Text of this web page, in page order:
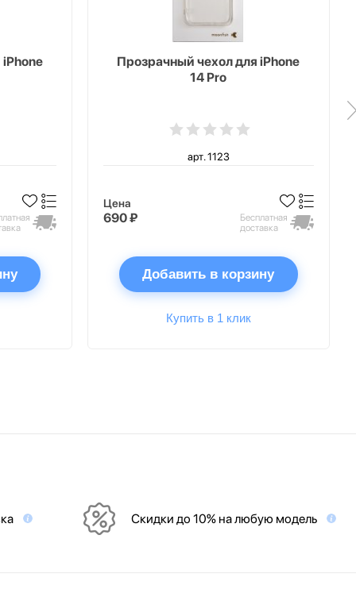
Прозрачный чехол для iPhone
14 Pro
арт. 1123
Цена
690 ₽
Бесплатная
доставка
Добавить в корзину
Купить в 1 клик
Скидки до 10% на любую модель